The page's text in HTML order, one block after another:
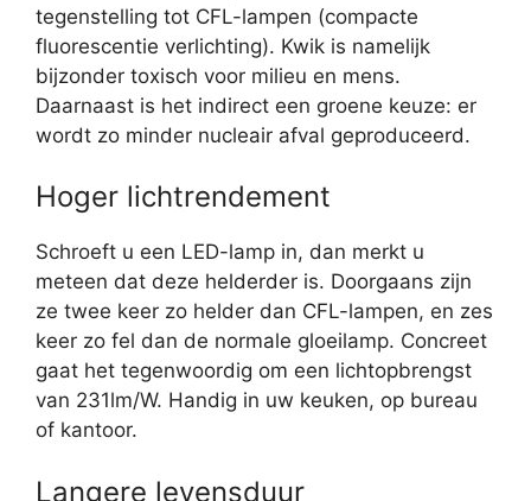
tegenstelling tot CFL-lampen (compacte
fluorescentie verlichting). Kwik is namelijk
bijzonder toxisch voor milieu en mens.
Daarnaast is het indirect een groene keuze: er
wordt zo minder nucleair afval geproduceerd.
Hoger lichtrendement
Schroeft u een LED-lamp in, dan merkt u
meteen dat deze helderder is. Doorgaans zijn
ze twee keer zo helder dan CFL-lampen, en zes
keer zo fel dan de normale gloeilamp. Concreet
gaat het tegenwoordig om een lichtopbrengst
van 231lm/W. Handig in uw keuken, op bureau
of kantoor.
Langere levensduur